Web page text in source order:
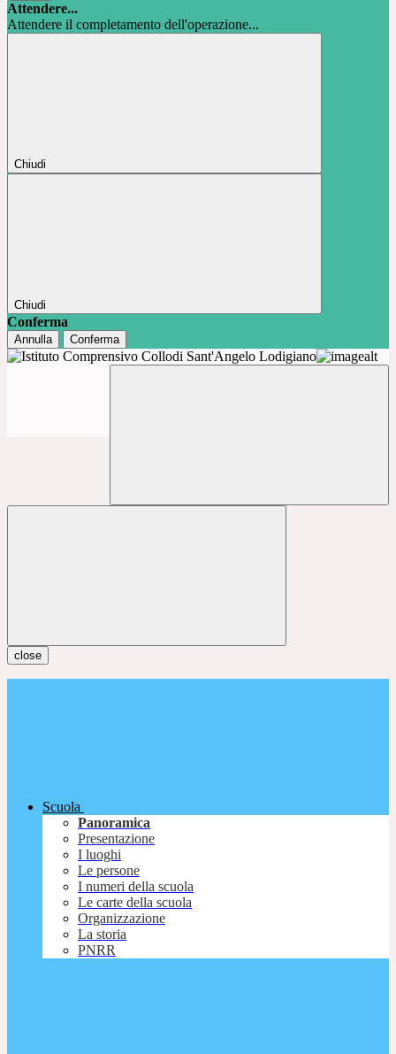
Attendere...
Attendere il completamento dell'operazione...
Chiudi
Chiudi
Conferma
Annulla Conferma
close
Scuola
Panoramica
Presentazione
I luoghi
Le persone
I numeri della scuola
Le carte della scuola
Organizzazione
La storia
PNRR